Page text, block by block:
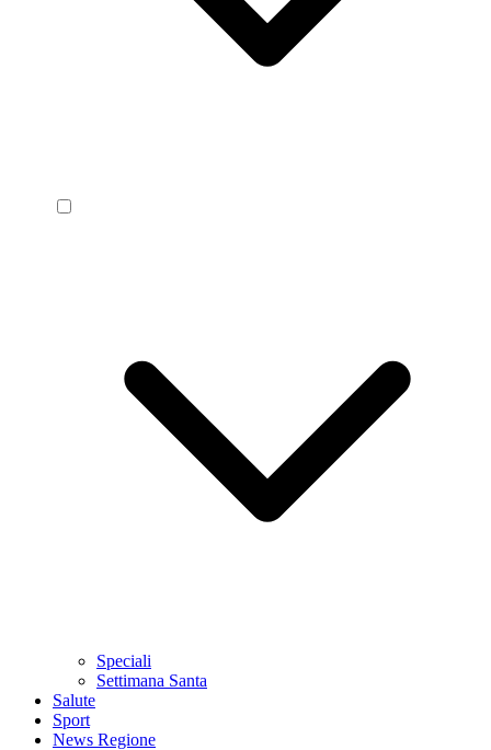
Speciali
Settimana Santa
Salute
Sport
News Regione